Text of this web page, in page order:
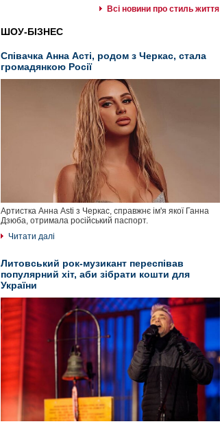
Всі новини про стиль життя
ШОУ-БІЗНЕС
Співачка Анна Асті, родом з Черкас, стала
громадянкою Росії
Артистка Анна Asti з Черкас, справжнє ім'я якої Ганна
Дзюба, отримала російський паспорт.
Читати далі
Литовський рок-музикант переспівав
популярний хіт, аби зібрати кошти для
України